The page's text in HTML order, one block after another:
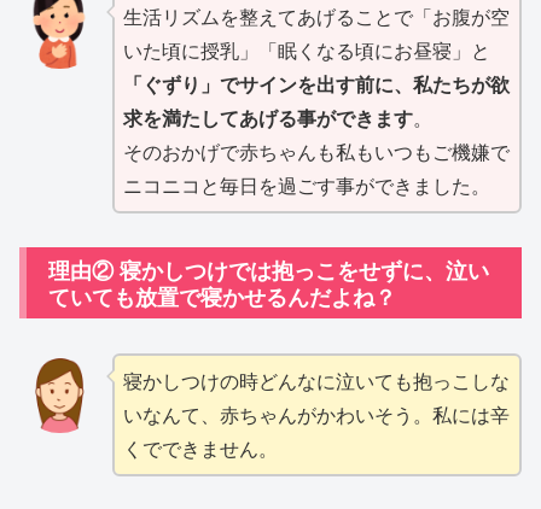
生活リズムを整えてあげることで「お腹が空
いた頃に授乳」「眠くなる頃にお昼寝」と
「ぐずり」でサインを出す前に、私たちが欲
求を満たしてあげる事ができます。
そのおかげで赤ちゃんも私もいつもご機嫌で
ニコニコと毎日を過ごす事ができました。
理由② 寝かしつけでは抱っこをせずに、泣い
ていても放置で寝かせるんだよね？
寝かしつけの時どんなに泣いても抱っこしな
いなんて、赤ちゃんがかわいそう。私には辛
くでできません。